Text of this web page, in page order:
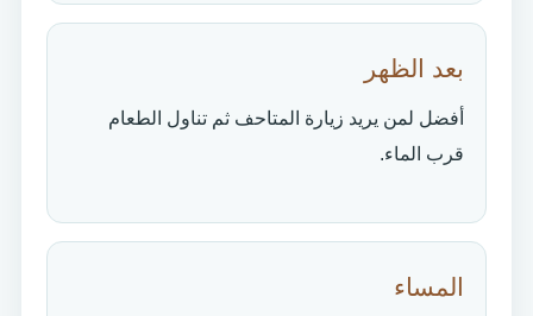
بعد الظهر
أفضل لمن يريد زيارة المتاحف ثم تناول الطعام
قرب الماء.
المساء